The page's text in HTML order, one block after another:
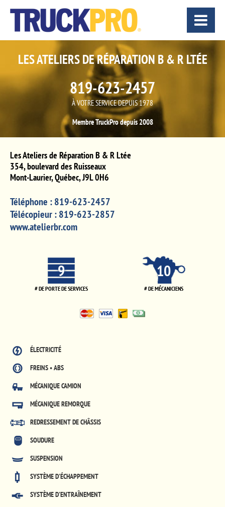
LES ATELIERS DE RÉPARATION B & R LTÉE
819-623-2457
À VOTRE SERVICE DEPUIS 1978
Membre TruckPro depuis 2008
Les Ateliers de Réparation B & R Ltée
354, boulevard des Ruisseaux
Mont-Laurier,Québec,J9L 0H6
Téléphone :819-623-2457
Télécopieur :819-623-2857
www.atelierbr.com
9
# DE PORTE DE SERVICES
10
# DE MÉCANICIENS
ÉLECTRICITÉ
FREINS • ABS
MÉCANIQUE CAMION
MÉCANIQUE REMORQUE
REDRESSEMENT DE CHÂSSIS
SOUDURE
SUSPENSION
SYSTÈME D'ÉCHAPPEMENT
SYSTÈME D'ENTRAÎNEMENT